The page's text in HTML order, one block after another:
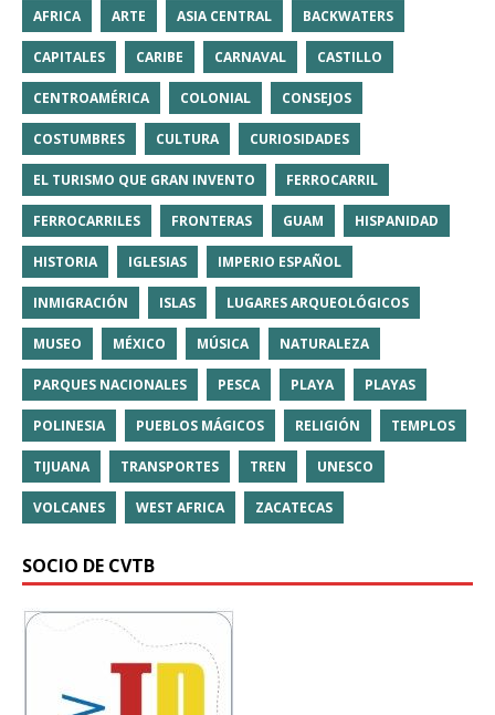
AFRICA ARTE ASIA CENTRAL BACKWATERS
CAPITALES CARIBE CARNAVAL CASTILLO
CENTROAMÉRICA COLONIAL CONSEJOS
COSTUMBRES CULTURA CURIOSIDADES
EL TURISMO QUE GRAN INVENTO FERROCARRIL
FERROCARRILES FRONTERAS GUAM HISPANIDAD
HISTORIA IGLESIAS IMPERIO ESPAÑOL
INMIGRACIÓN ISLAS LUGARES ARQUEOLÓGICOS
MUSEO MÉXICO MÚSICA NATURALEZA
PARQUES NACIONALES PESCA PLAYA PLAYAS
POLINESIA PUEBLOS MÁGICOS RELIGIÓN TEMPLOS
TIJUANA TRANSPORTES TREN UNESCO
VOLCANES WEST AFRICA ZACATECAS
SOCIO DE CVTB